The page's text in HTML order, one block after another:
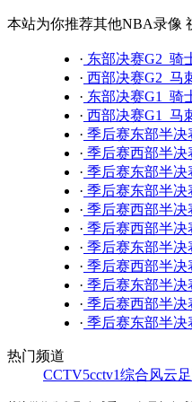
本站为你推荐其他NBA录像
· 东部决赛G2 骑
· 西部决赛G2 马
· 东部决赛G1 骑
· 西部决赛G1 马
· 季后赛东部半
· 季后赛西部半
· 季后赛东部半
· 季后赛东部半
· 季后赛西部半决
· 季后赛西部半决
· 季后赛东部半
· 季后赛西部半
· 季后赛东部半决
· 季后赛西部半决
· 季后赛东部半
热门频道
CCTV5cctv1综合风云